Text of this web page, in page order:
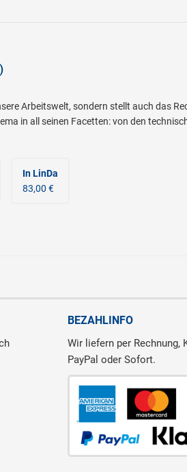
Arbeitswelt, sondern stellt auch das
in all seinen Facetten: von den
In LinDa
83,00 €
BEZAHLINFO
Wir liefern per Rechnung,
PayPal oder Sofort.